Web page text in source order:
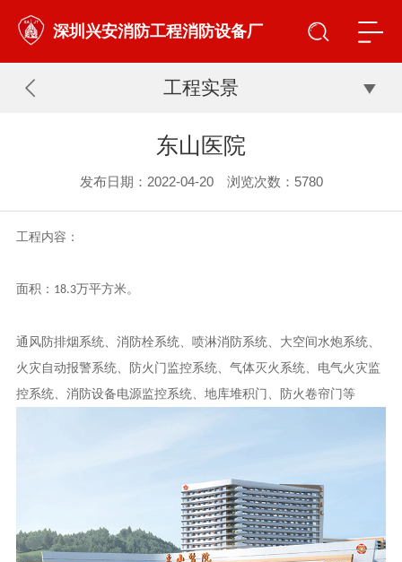
深圳兴安消防工程消防设备厂
工程实景
东山医院
发布日期：2022-04-20 浏览次数： 5780
工程内容：
面积： 18.3万平方米。
通风防排烟系统、消防栓系统、喷淋消防系统、大空间水炮系统、
火灾自动报警系统、防火门监控系统、气体灭火系统、电气火灾监
控系统、消防设备电源监控系统、地库堆积门、防火卷帘门等